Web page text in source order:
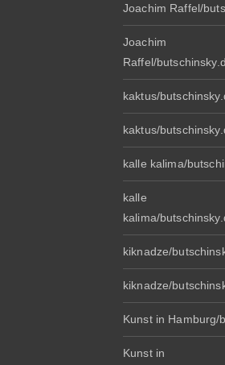
Joachim Raffel/
Joachim
Raffel/
kaktus/
kaktus/
kalle kalima/
kalle
kalima/
kiknadze/
kiknadze/
Kunst in Hamburg/
Kunst in